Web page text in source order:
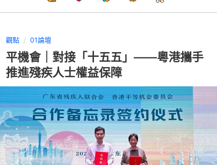
觀點 01論壇
平機會｜對接「十五五」——粵港攜手
推進殘疾人士權益保障